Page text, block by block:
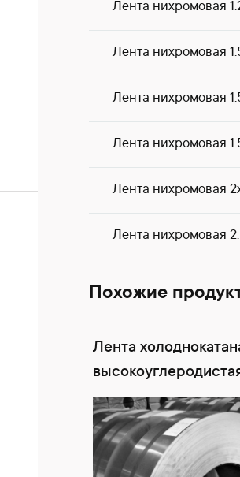
Лента нихромовая
Лента нихромовая
Лента нихромовая
Лента нихромовая
Лента нихромовая
Лента нихромовая
Похожие
Лента